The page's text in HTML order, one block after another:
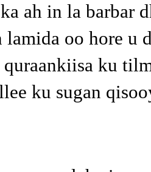
ah in la barbar
oo hore u
ku
ku sugan